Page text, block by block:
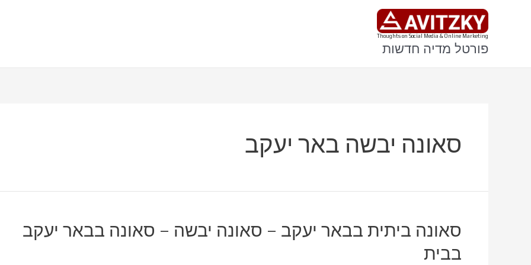
Thoughts on Social Media & Online Marketing
פורטל מדיה חדשות
סאונה יבשה באר יעקב
סאונה ביתית בבאר יעקב – סאונה יבשה – סאונה בבאר יעקב
בבית